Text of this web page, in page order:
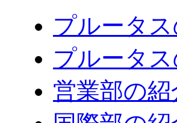
プルータ
プルータ
営業部の紹